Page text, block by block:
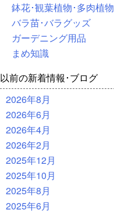
鉢花･観葉植物･多肉植物
バラ苗･バラグッズ
ガーデニング用品
まめ知識
以前の新着情報･ブログ
2026年8月
2026年6月
2026年4月
2026年2月
2025年12月
2025年10月
2025年8月
2025年6月